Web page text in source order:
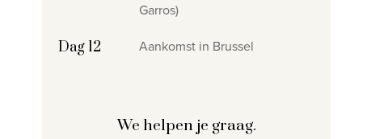
Garros)
Dag 12 Aankomst in Brussel
We helpen je graag.